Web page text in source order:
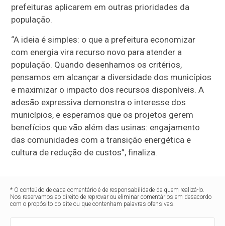
prefeituras aplicarem em outras prioridades da
população.
“A ideia é simples: o que a prefeitura economizar
com energia vira recurso novo para atender a
população. Quando desenhamos os critérios,
pensamos em alcançar a diversidade dos municípios
e maximizar o impacto dos recursos disponíveis. A
adesão expressiva demonstra o interesse dos
municípios, e esperamos que os projetos gerem
benefícios que vão além das usinas: engajamento
das comunidades com a transição energética e
cultura de redução de custos”, finaliza.
* O conteúdo de cada comentário é de responsabilidade de quem realizá-lo.
Nos reservamos ao direito de reprovar ou eliminar comentários em desacordo
com o propósito do site ou que contenham palavras ofensivas.